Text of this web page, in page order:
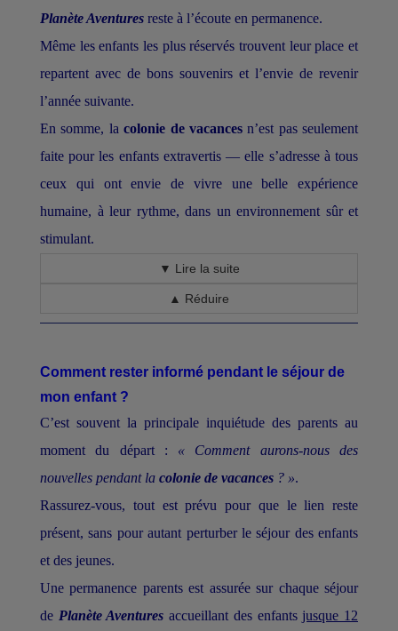
Planète Aventures reste à l’écoute en permanence.
Même les enfants les plus réservés trouvent leur place et
repartent avec de bons souvenirs et l’envie de revenir
l’année suivante.
En somme, lacolonie de vacancesn’est pas seulement
faite pour les enfants extravertis — elle s’adresse à tous
ceux qui ont envie de vivre une belle expérience
humaine, à leur rythme, dans un environnement sûr et
stimulant.
▼ Lire la suite
▲ Réduire
Comment rester informé pendant le séjour de
mon enfant ?
C’est souvent la principale inquiétude des parents au
moment du départ : « Comment aurons-nous des
nouvelles pendant la colonie de vacances ? ».
Rassurez-vous, tout est prévu pour que le lien reste
présent, sans pour autant perturber le séjour des enfants
et des jeunes.
Une permanence parents est assurée sur chaque séjour
de Planète Aventures accueillant des enfants jusque 12